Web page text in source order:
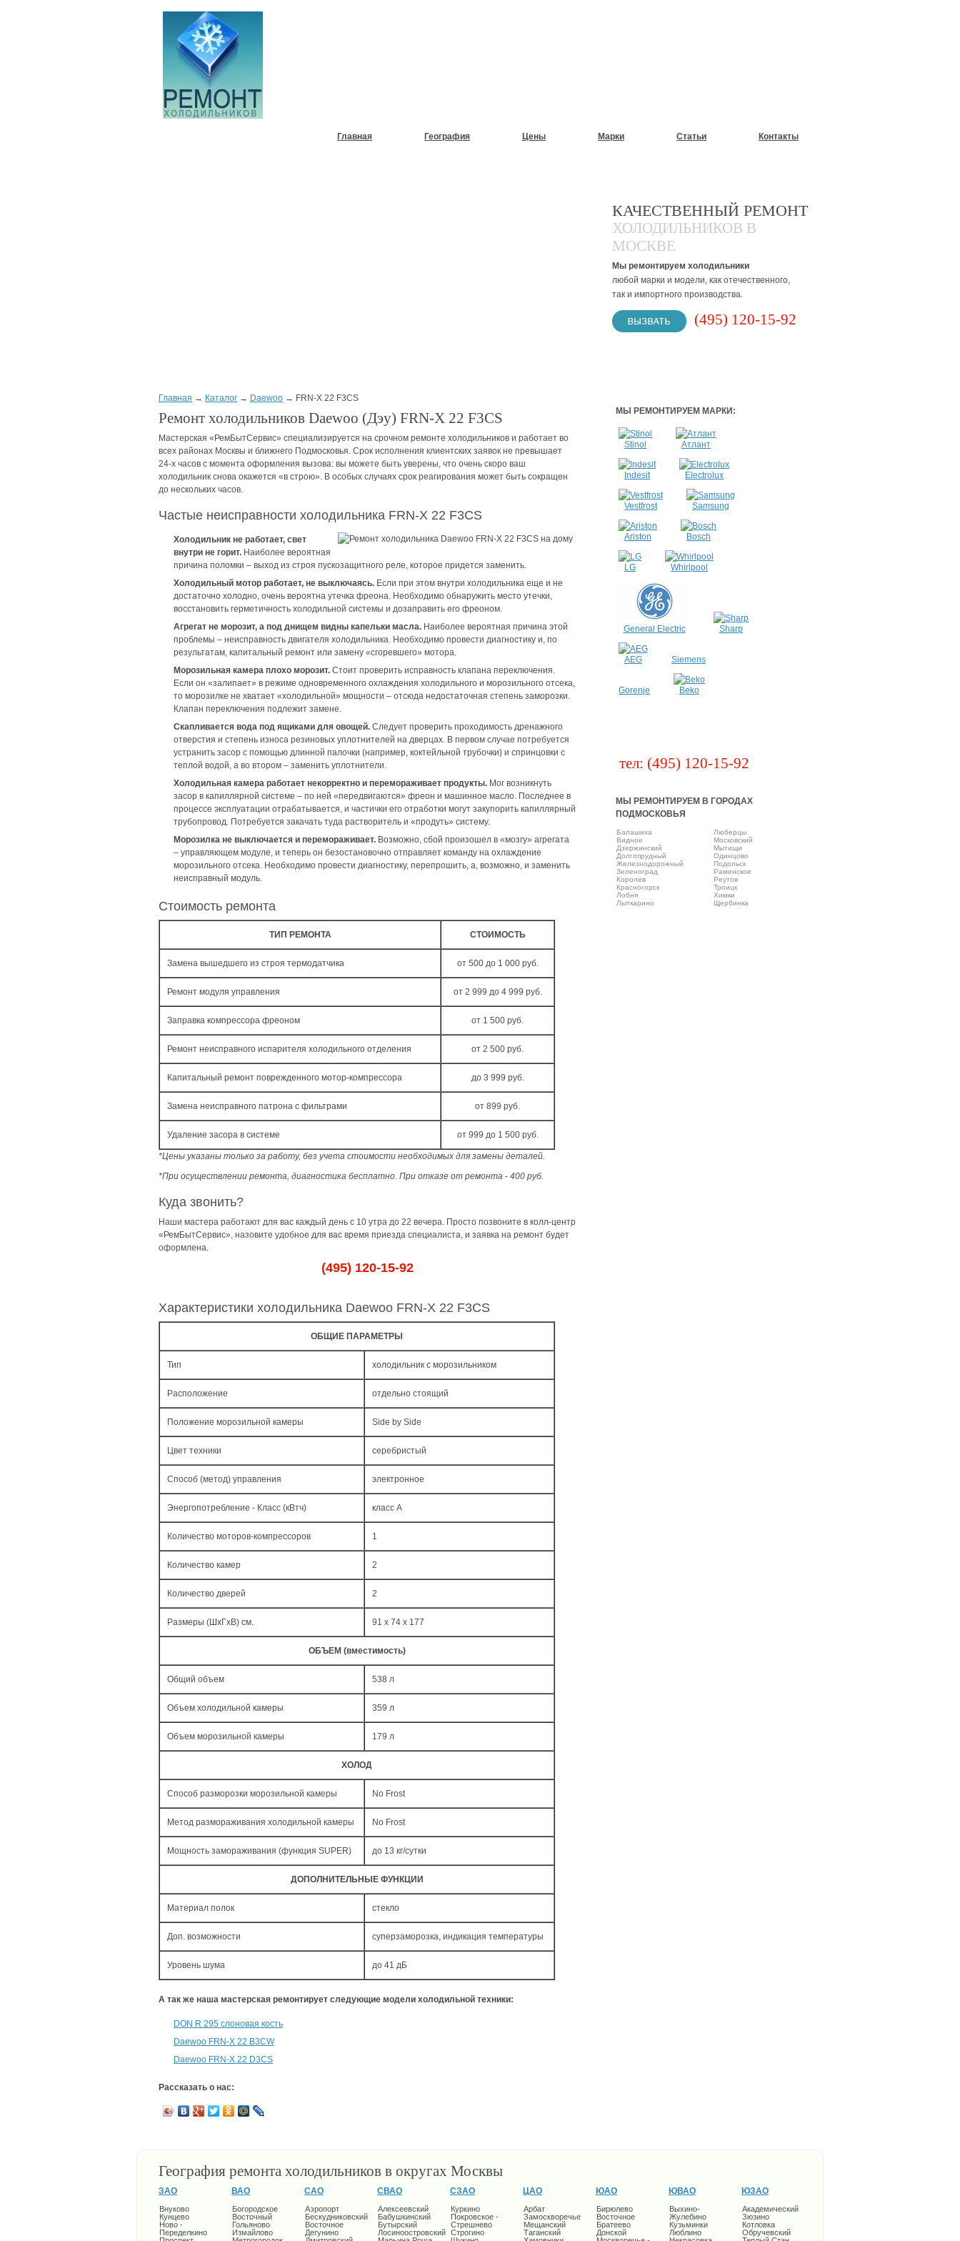
Главная География Цены Марки Статьи Контакты
КАЧЕСТВЕННЫЙ РЕМОНТ
ХОЛОДИЛЬНИКОВ В
МОСКВЕ
Мы ремонтируем холодильники
любой марки и модели, как отечественного,
так и импортного производства.
(495) 120-15-92
Главная → Каталог → Daewoo → FRN-X 22 F3CS
Ремонт холодильников Daewoo (Дэу) FRN-X 22 F3CS
Мастерская «РемБытСервис» специализируется на срочном ремонте холодильников и работает во
всех районах Москвы и ближнего Подмосковья. Срок исполнения клиентских заявок не превышает
24-х часов с момента оформления вызова: вы можете быть уверены, что очень скоро ваш
холодильник снова окажется «в строю». В особых случаях срок реагирования может быть сокращен
до нескольких часов.
Частые неисправности холодильника FRN-X 22 F3CS
Холодильник не работает, свет
внутри не горит. Наиболее вероятная
причина поломки – выход из строя пускозащитного реле, которое придется заменить.
Холодильный мотор работает, не выключаясь. Если при этом внутри холодильника еще и не
достаточно холодно, очень вероятна утечка фреона. Необходимо обнаружить место утечки,
восстановить герметичность холодильной системы и дозаправить его фреоном.
Агрегат не морозит, а под днищем видны капельки масла. Наиболее вероятная причина этой
проблемы – неисправность двигателя холодильника. Необходимо провести диагностику и, по
результатам, капитальный ремонт или замену «сгоревшего» мотора.
Морозильная камера плохо морозит. Стоит проверить исправность клапана переключения.
Если он «залипает» в режиме одновременного охлаждения холодильного и морозильного отсека,
то морозилке не хватает «холодильной» мощности – отсюда недостаточная степень заморозки.
Клапан переключения подлежит замене.
Скапливается вода под ящиками для овощей. Следует проверить проходимость дренажного
отверстия и степень износа резиновых уплотнителей на дверцах. В первом случае потребуется
устранить засор с помощью длинной палочки (например, коктейльной трубочки) и спринцовки с
теплой водой, а во втором – заменить уплотнители.
Холодильная камера работает некорректно и перемораживает продукты. Мог возникнуть
засор в капиллярной системе – по ней «передвигаются» фреон и машинное масло. Последнее в
процессе эксплуатации отрабатывается, и частички его отработки могут закупорить капиллярный
трубопровод. Потребуется закачать туда растворитель и «продуть» систему.
Морозилка не выключается и перемораживает. Возможно, сбой произошел в «мозгу» агрегата
– управляющем модуле, и теперь он безостановочно отправляет команду на охлаждение
морозильного отсека. Необходимо провести диагностику, перепрошить, а, возможно, и заменить
неисправный модуль.
Стоимость ремонта
ТИП РЕМОНТА СТОИМОСТЬ
Замена вышедшего из строя термодатчика от 500 до 1 000 руб.
Ремонт модуля управления от 2 999 до 4 999 руб.
Заправка компрессора фреоном от 1 500 руб.
Ремонт неисправного испарителя холодильного отделения от 2 500 руб.
Капитальный ремонт поврежденного мотор-компрессора до 3 999 руб.
Замена неисправного патрона с фильтрами от 899 руб.
Удаление засора в системе от 999 до 1 500 руб.
*Цены указаны только за работу, без учета стоимости необходимых для замены деталей.
*При осуществлении ремонта, диагностика бесплатно. При отказе от ремонта - 400 руб.
Куда звонить?
Наши мастера работают для вас каждый день с 10 утра до 22 вечера. Просто позвоните в колл-центр
«РемБытСервис», назовите удобное для вас время приезда специалиста, и заявка на ремонт будет
оформлена.
(495) 120-15-92
Характеристики холодильника Daewoo FRN-X 22 F3CS
ОБЩИЕ ПАРАМЕТРЫ
Тип холодильник с морозильником
Расположение отдельно стоящий
Положение морозильной камеры Side by Side
Цвет техники серебристый
Способ (метод) управления электронное
Энергопотребление - Класс (кВтч) класс A
Количество моторов-компрессоров 1
Количество камер 2
Количество дверей 2
Размеры (ШxГxВ) см. 91 x 74 x 177
ОБЪЕМ (вместимость)
Общий объем 538 л
Объем холодильной камеры 359 л
Объем морозильной камеры 179 л
ХОЛОД
Способ разморозки морозильной камеры No Frost
Метод размораживания холодильной камеры No Frost
Мощность замораживания (функция SUPER) до 13 кг/cутки
ДОПОЛНИТЕЛЬНЫЕ ФУНКЦИИ
Материал полок стекло
Доп. возможности суперзаморозка, индикация температуры
Уровень шума до 41 дБ
А так же наша мастерская ремонтирует следующие модели холодильной техники:
DON R 295 слоновая кость
Daewoo FRN-X 22 B3CW
Daewoo FRN-X 22 D3CS
Рассказать о нас:
МЫ РЕМОНТИРУЕМ МАРКИ:
Stinol Атлант
Indesit Electrolux
Vestfrost Samsung
Ariston Bosch
LG Whirlpool
General Electric Sharp
AEG Siemens
Gorenje Beko
тел: (495) 120-15-92
МЫ РЕМОНТИРУЕМ В ГОРОДАХ
ПОДМОСКОВЬЯ
Балашиха
Виднoe
Дзержинский
Долгопрудный
Железнодорожный
Зеленоград
Королев
Красногорск
Лобня
Лыткарино
Люберцы
Московский
Мытищи
Одинцово
Подольск
Раменское
Реутов
Троицк
Химки
Щербинка
География ремонта холодильников в округах Москвы
ЗАО
Внуково
Кунцево
Ново -
Переделкино
ВАО
Богородское
Восточный
Гольяново
Измайлово
САО
Аэропорт
Бескудниковский
Восточное
Дегунино
СВАО
Алексеевский
Бабушкинский
Бутырский
Лосиноостровский
СЗАО
Куркино
Покровское -
Стрешнево
Строгино
ЦАО
Арбат
Замоскворечье
Мещанский
Таганский
ЮАО
Бирюлево
Восточное
Братеево
Донской
ЮВАО
Выхино-
Жулебино
Кузьминки
Люблино
ЮЗАО
Академический
Зюзино
Котловка
Обручевский